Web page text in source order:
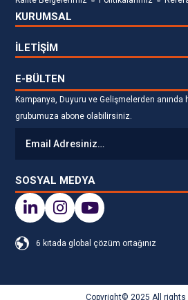
KURUMSAL
İLETİŞİM
E-BÜLTEN
Kampanya, Duyuru ve Gelişmelerden
grubumuza abone olabilirsiniz.
SOSYAL MEDYA
6 kıtada global çözüm ortağınız
Copyright© 2025 All rights